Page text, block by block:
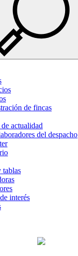
de fincas
actualidad
del despacho
tablas
interés